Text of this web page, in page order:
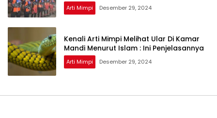
Arti Mimpi Desember 29, 2024
Kenali Arti Mimpi Melihat Ular Di Kamar
Mandi Menurut Islam : Ini Penjelasannya
Arti Mimpi Desember 29, 2024